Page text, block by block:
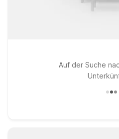
Auf der Suche